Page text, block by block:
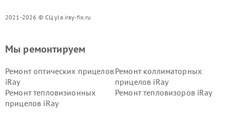
2021-2026 © СЦ yla.iray-fix.ru
Мы ремонтируем
Ремонт оптических прицелов
iRay
Ремонт коллиматорных
прицелов iRay
Ремонт тепловизионных
прицелов iRay
Ремонт тепловизоров iRay